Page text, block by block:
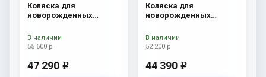
Коляска для
новорожденных
Denim
55 600 р
47 290 e
В наличии
Коляска для
новорожденных
сумка Sahara
52 200 р
44 390 e
В наличии